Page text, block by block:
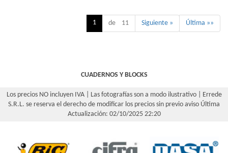
1 de 11 Siguiente » Última »»
CUADERNOS Y BLOCKS
Los precios NO incluyen IVA | Las fotografías son a modo ilustrativo | Errede
S.R.L. se reserva el derecho de modificar los precios sin previo aviso Última
Actualización: 02/10/2025 22:20